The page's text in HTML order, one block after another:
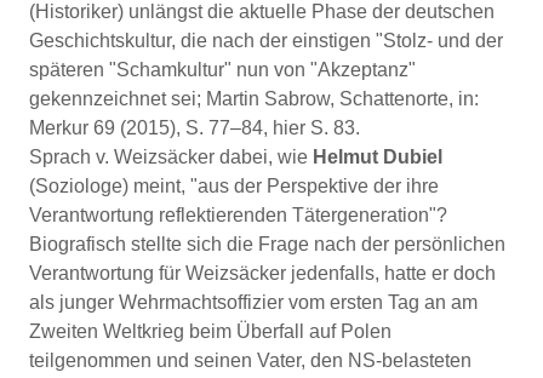
(Historiker) unlängst die aktuelle Phase der deutschen
Geschichtskultur, die nach der einstigen "Stolz- und der
späteren "Schamkultur" nun von "Akzeptanz"
gekennzeichnet sei; Martin Sabrow, Schattenorte, in:
Merkur 69 (2015), S. 77–84, hier S. 83.
Sprach v. Weizsäcker dabei, wie Helmut Dubiel
(Soziologe) meint, "aus der Perspektive der ihre
Verantwortung reflektierenden Tätergeneration"?
Biografisch stellte sich die Frage nach der persönlichen
Verantwortung für Weizsäcker jedenfalls, hatte er doch
als junger Wehrmachtsoffizier vom ersten Tag an am
Zweiten Weltkrieg beim Überfall auf Polen
teilgenommen und seinen Vater, den NS-belasteten